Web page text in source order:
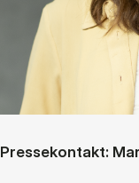
Pressekontakt: